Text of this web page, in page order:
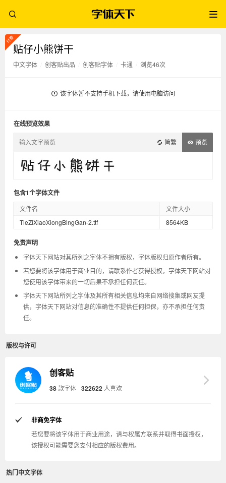
贴仔小熊饼干
中文字体 创客贴出品 创客贴字体 卡通 浏览46次
该字体暂不支持手机下载，请使用电脑访问
在线预览效果
简繁 预览
包含1个字体文件
文件名
文件大小
TieZiXiaoXiongBingGan-2.ttf
8564KB
免责声明
字体天下网站对其所列之字体不拥有版权，字体版权归原作者所有。
若您要将该字体用于商业目的，请联系作者获得授权，字体天下网站对
您使用该字体带来的一切后果不承担任何责任。
字体天下网站所列之字体及其所有相关信息均来自网络搜集或网友提
供，字体天下网站对信息的准确性不提供任何担保，亦不承担任何责
任。
版权与许可
创客贴
38款字体 322622 人喜欢
非商免字体
若您要将该字体用于商业用途，请与权属方联系并取得书面授权，
该授权可能需要您支付相应的版权费用。
热门中文字体